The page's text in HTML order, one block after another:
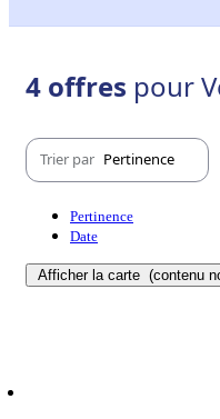
4 offres pour
Trier par Pertinence
Pertinence
Date
Afficher la carte (contenu